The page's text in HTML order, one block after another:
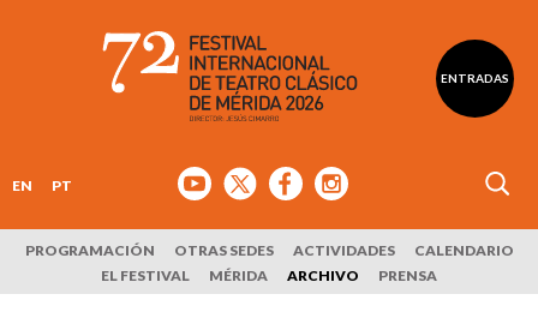
ENTRADAS
EN PT
PROGRAMACIÓN OTRAS SEDES ACTIVIDADES
CALENDARIO
EL FESTIVAL
MÉRIDA ARCHIVO PRENSA